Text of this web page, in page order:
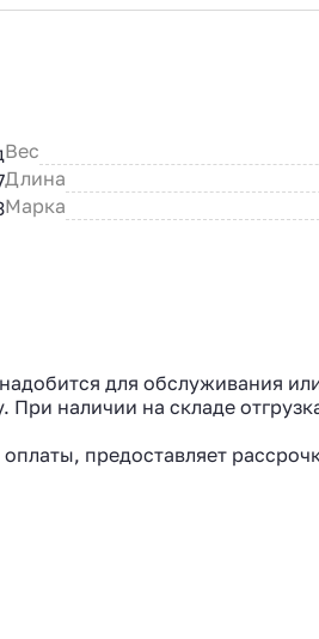
Вес
Длина
Марка
для обслуживания
наличии на складе
предоставляет